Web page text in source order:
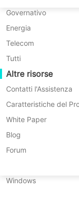
Migrazione P2P
Migrazione C2C
Migrazione C2V
Migrazione P2C
Recoveribilità
Verifica del Recupero
Verifica del Recupero
Sicurezza dei Dati
Huawei
Red Hat Virtualization
Oracle OLVM
XenServer/Citrix
KayGrid
InCloud Sphere
Arcfra
FusionOne Compute
NexaVM
Server fisico
Windows
Governativo
Energia
Telecom
Tutti
Altre risorse
Contatti l'Assistenza
Caratteristiche del
White Paper
Blog
Forum
* Prova
Enterprise